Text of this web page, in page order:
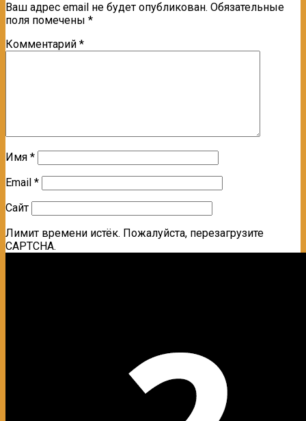
Ваш адрес email не будет опубликован. Обязательные
поля помечены *
Комментарий *
Имя *
Email *
Сайт
Лимит времени истёк. Пожалуйста, перезагрузите
CAPTCHA.